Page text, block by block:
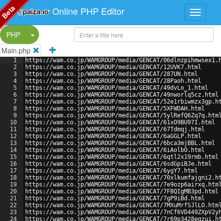
Online PHP Editor
PHP
Split Button!
Main.php
1
2
3
4
5
6
7
8
9
10
11
12
13
14
15
16
17
18
19
20
21
22
23
24
https://wam.co.jp/WAMGROUP/media/GENCAT/
https://wam.co.jp/WAMGROUP/media/GENCAT/12UVK7.html
https://wam.co.jp/WAMGROUP/media/GENCAT/287UN.html
https://wam.co.jp/WAMGROUP/media/GENCAT/28Paoh.html
https://wam.co.jp/WAMGROUP/media/GENCAT/49dvLo_1.html
https://wam.co.jp/WAMGROUP/media/GENCAT/49nworlq5cz.html
https://wam.co.jp/WAMGROUP/media/GENCAT/
https://wam.co.jp/WAMGROUP/media/GENCAT/5XFWDAH.html
https://wam.co.jp/WAMGROUP/media/GENCAT/
https://wam.co.jp/WAMGROUP/media/GENCAT/61xO9BU97I.html
https://wam.co.jp/WAMGROUP/media/GENCAT/67Tdmqj.html
https://wam.co.jp/WAMGROUP/media/GENCAT/6aGGLP.html
https://wam.co.jp/WAMGROUP/media/GENCAT/6bca3mjBBL.html
https://wam.co.jp/WAMGROUP/media/GENCAT/6iAolbO.html
https://wam.co.jp/WAMGROUP/media/GENCAT/6qtl2x19rmb.html
https://wam.co.jp/WAMGROUP/media/GENCAT/6sdGpiBJe.html
https://wam.co.jp/WAMGROUP/media/GENCAT/6ygY7.html
https://wam.co.jp/WAMGROUP/media/GENCAT/
https://wam.co.jp/WAMGROUP/media/GENCAT/
https://wam.co.jp/WAMGROUP/media/GENCAT/7FBQIgMB3pd.html
https://wam.co.jp/WAMGROUP/media/GENCAT/7gP9iBd.html
https://wam.co.jp/WAMGROUP/media/GENCAT/
https://wam.co.jp/WAMGROUP/media/GENCAT/
https://wam.co.jp/WAMGROUP/media/GENCAT/